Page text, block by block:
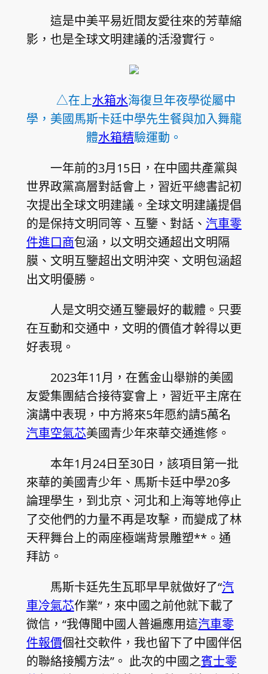
這是中美平易近間友愛往來的芳華縮
影，也是全球文明建議的活潑實行。
△在上水箱水海復旦年夜學從屬中
學，美國馬斯卡廷中學先生餐與加入舞龍
體水箱精驗運動。
一年前的3月15日，在中國共產黨與
世界政黨高層對話會上，習近平總書記初
次提出全球文明建議。全球文明建議提倡
的是保持文明同等、互鑒、對話、 汽車零
件進口商包涵，以文明交通超出文明隔
膜、文明互鑒超出文明沖突、文明包涵超
出文明優勝。
人是文明交通互鑒最好的載體。只要
在互動和交通中，文明的價值才幹得以更
好表現。
2023年11月，在舊金山舉辦的美國
友愛集團結合接待宴會上，習近平主席在
演講中表現，中方將來5年愿約請5萬名
汽車空氣芯美國青少年來華交通進修。
本年1月24日至30日，該項目第一批
來華的美國青少年、馬斯卡廷中學20多
論理學生，到北京、河北和上海等地停止
了交他們的力量不再是攻擊，而變成了林
天秤舞台上的兩座極端背景雕塑**。通
拜訪。
馬斯卡廷先生瓦耶早早就做好了“汽
車冷氣芯作業”，來中國之前他就下載了
微信，“我傳聞中國人普遍應用這汽車零
件報價個社交軟件，我也留下了中國伴侶
的聯絡接觸方法”。 此次的中國之賓士零